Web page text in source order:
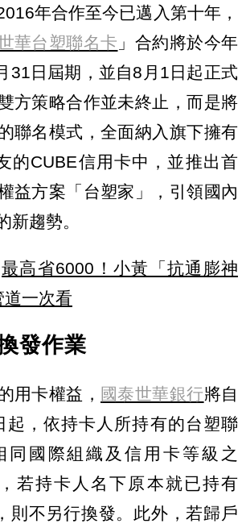
年合作至今已邁入第十年，
華台塑聯名卡 」合約將於今年
31日屆期，並自8月1日起正式
方策略合作並未終止，而是將
聯名模式，全面納入旗下擁有
的CUBE信用卡中，並推出首
益方案「台塑家」，引領國內
新趨勢。
最高省6000！小黃「抗通膨神
道一次看
發作業
用卡權益， 國泰世華銀行將自
起，依持卡人所持有的台塑聯
同國際組織及信用卡等級之
若持卡人名下原本就已持有
則不另行換發。此外，若歸戶